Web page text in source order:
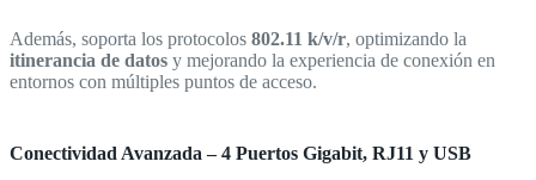
Además, soporta los protocolos 802.11 k/v/r, optimizando la
itinerancia de datos y mejorando la experiencia de conexión en
entornos con múltiples puntos de acceso.
Conectividad Avanzada – 4 Puertos Gigabit, RJ11 y USB